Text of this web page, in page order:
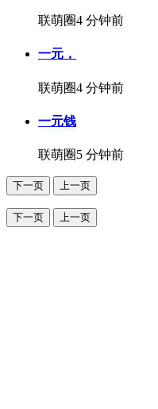
联萌圈4 分钟前
一元，
联萌圈4 分钟前
一元钱
联萌圈5 分钟前
下一页 上一页
下一页 上一页